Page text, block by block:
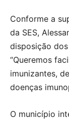
Conforme a
da SES,
disposição
“Queremos
imunizantes,
doenças
O município